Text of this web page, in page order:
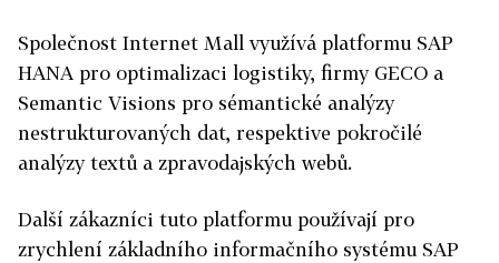
Společnost Internet Mall využívá platformu SAP
HANA pro optimalizaci logistiky, firmy GECO a
Semantic Visions pro sémantické analýzy
nestrukturovaných dat, respektive pokročilé
analýzy textů a zpravodajských webů.
Další zákazníci tuto platformu používají pro
zrychlení základního informačního systému SAP